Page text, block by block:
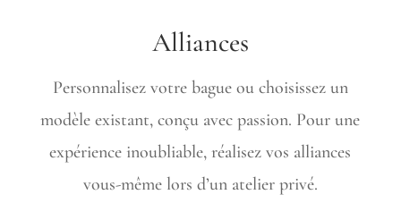
Alliances
Personnalisez votre bague ou choisissez un
modèle existant, conçu avec passion. Pour une
expérience inoubliable, réalisez vos alliances
vous-même lors d’un atelier privé.